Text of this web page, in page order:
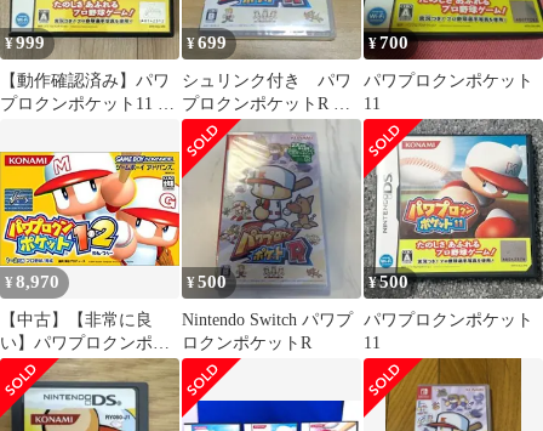
¥999
【動作確認済み】パワ
プロクンポケット11 DS
¥699
シュリンク付き パワ
プロクンポケットR
スイッチ
¥700
パワプロクンポケット
11
¥8,970
【中古】【非常に良
い】パワプロクンポケ
ット1・2［GAMEBOY
ADVANCE］
¥500
Nintendo Switch パワプ
ロクンポケットR
¥500
パワプロクンポケット
11